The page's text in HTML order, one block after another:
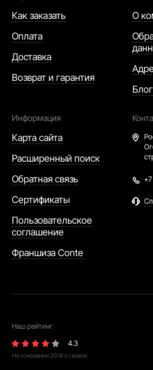
Как заказать
Оплата
Доставка
Возврат и гарантия
О
Блог
Информация
Карта сайта
Расширенный поиск
Обратная связь
Сертификаты
Пользовательское
соглашение
Франшиза Conte
Наш рейтинг
4.3
На основании 2018 отзывов